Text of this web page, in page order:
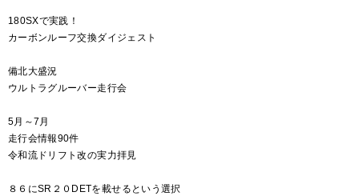
180SXで実践！
カーボンルーフ交換ダイジェスト
備北大盛況
ウルトラグルーバー走行会
5月～7月
走行会情報90件
令和流ドリフト改の実力拝見
８６にSR２０DETを載せるという選択